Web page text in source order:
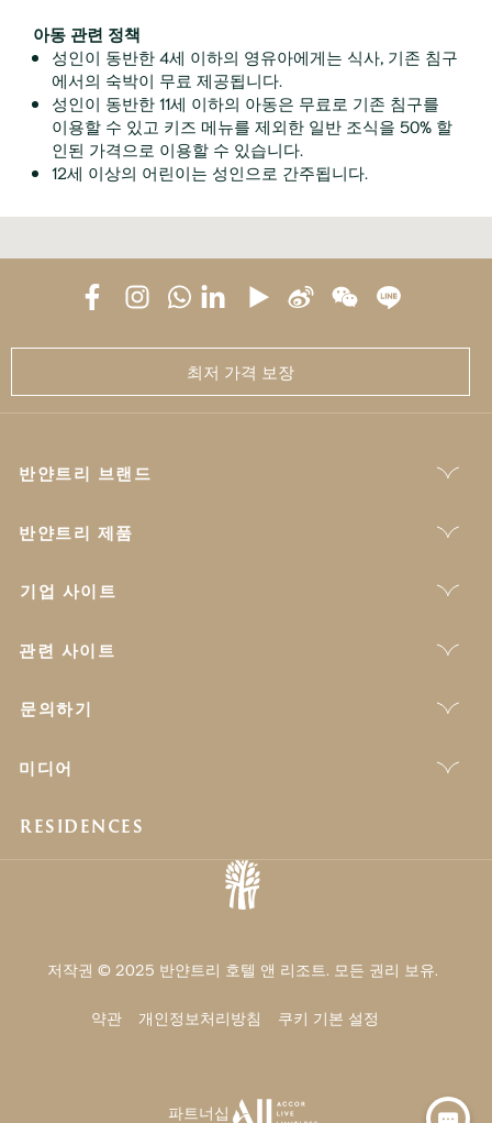
아동 관련 정책
성인이 동반한 4세 이하의 영유아에게는 식사, 기존 침구
에서의 숙박이 무료 제공됩니다.
성인이 동반한 11세 이하의 아동은 무료로 기존 침구를
이용할 수 있고 키즈 메뉴를 제외한 일반 조식을 50% 할
인된 가격으로 이용할 수 있습니다.
12세 이상의 어린이는 성인으로 간주됩니다.
최저 가격 보장
반얀트리 브랜드
반얀트리 제품
기업 사이트
관련 사이트
문의하기
미디어
RESIDENCES
저작권 © 2025 반얀트리 호텔 앤 리조트. 모든 권리 보유.
약관 개인정보처리방침 쿠키 기본 설정
파트너십